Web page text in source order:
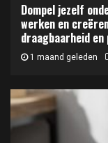
Dompel jezelf
werken en
draagbaarheid
1 maand geleden